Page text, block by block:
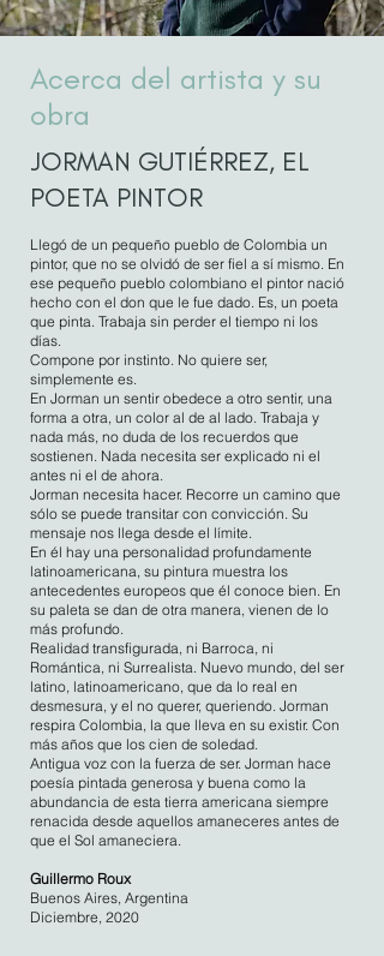
Acerca del artista y su
obra
JORMAN GUTIÉRREZ, EL
POETA PINTOR​
Llegó de un pequeño pueblo de Colombia un
pintor, que no se olvidó de ser fiel a sí mismo. En
ese pequeño pueblo colombiano el pintor nació
hecho con el don que le fue dado. Es, un poeta
que pinta. Trabaja sin perder el tiempo ni los
días.
Compone por instinto. No quiere ser,
simplemente es.
En Jorman un sentir obedece a otro sentir, una
forma a otra, un color al de al lado. Trabaja y
nada más, no duda de los recuerdos que
sostienen. Nada necesita ser explicado ni el
antes ni el de ahora.
Jorman necesita hacer. Recorre un camino que
sólo se puede transitar con convicción. Su
mensaje nos llega desde el límite.
En él hay una personalidad profundamente
latinoamericana, su pintura muestra los
antecedentes europeos que él conoce bien. En
su paleta se dan de otra manera, vienen de lo
más profundo.
Realidad transfigurada, ni Barroca, ni
Romántica, ni Surrealista. Nuevo mundo, del ser
latino, latinoamericano, que da lo real en
desmesura, y el no querer, queriendo. Jorman
respira Colombia, la que lleva en su existir. Con
más años que los cien de soledad.
Antigua voz con la fuerza de ser. Jorman hace
poesía pintada generosa y buena como la
abundancia de esta tierra americana siempre
renacida desde aquellos amaneceres antes de
que el Sol amaneciera.
Guillermo Roux
Buenos Aires, Argentina
Diciembre, 2020